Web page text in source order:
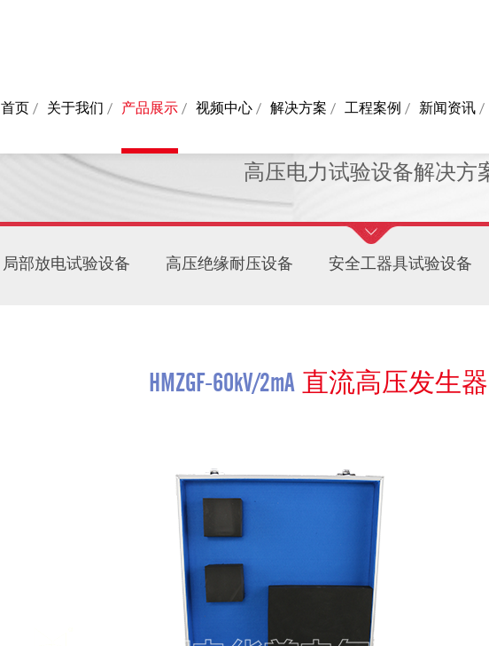
首页 关于我们 产品展示 视频中心 解决方案 工程案例 新闻资讯
高压电力试验设备解决方
局部放电试验设备 高压绝缘耐压设备 安全工器具试验设备
HMZGF-60kV/2mA 直流高压发生器